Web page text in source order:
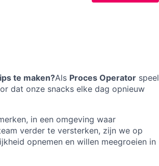
te maken?Als Proces Operator speel
dat onze snacks elke dag opnieuw
in een omgeving waar
verder te versterken, zijn we op
opnemen en willen meegroeien in